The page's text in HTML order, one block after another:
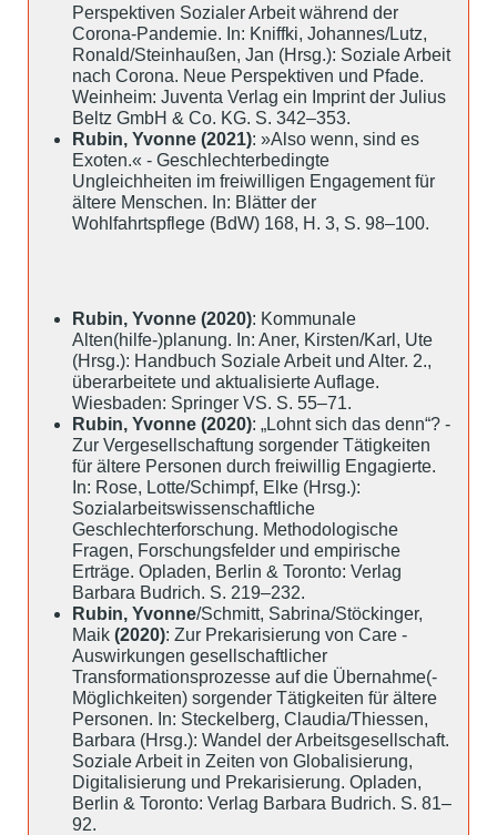
Perspektiven Sozialer Arbeit während der
Corona-Pandemie. In: Kniffki, Johannes/Lutz,
Ronald/Steinhaußen, Jan (Hrsg.): Soziale Arbeit
nach Corona. Neue Perspektiven und Pfade.
Weinheim: Juventa Verlag ein Imprint der Julius
Beltz GmbH & Co. KG. S. 342–353.
Rubin, Yvonne (2021): »Also wenn, sind es
Exoten.« - Geschlechterbedingte
Ungleichheiten im freiwilligen Engagement für
ältere Menschen. In: Blätter der
Wohlfahrtspflege (BdW) 168, H. 3, S. 98–100.
Rubin, Yvonne (2020): Kommunale
Alten(hilfe-)planung. In: Aner, Kirsten/Karl, Ute
(Hrsg.): Handbuch Soziale Arbeit und Alter. 2.,
überarbeitete und aktualisierte Auflage.
Wiesbaden: Springer VS. S. 55–71.
Rubin, Yvonne (2020): „Lohnt sich das denn“? -
Zur Vergesellschaftung sorgender Tätigkeiten
für ältere Personen durch freiwillig Engagierte.
In: Rose, Lotte/Schimpf, Elke (Hrsg.):
Sozialarbeitswissenschaftliche
Geschlechterforschung. Methodologische
Fragen, Forschungsfelder und empirische
Erträge. Opladen, Berlin & Toronto: Verlag
Barbara Budrich. S. 219–232.
Rubin, Yvonne/Schmitt, Sabrina/Stöckinger,
Maik (2020): Zur Prekarisierung von Care -
Auswirkungen gesellschaftlicher
Transformationsprozesse auf die Übernahme(-
Möglichkeiten) sorgender Tätigkeiten für ältere
Personen. In: Steckelberg, Claudia/Thiessen,
Barbara (Hrsg.): Wandel der Arbeitsgesellschaft.
Soziale Arbeit in Zeiten von Globalisierung,
Digitalisierung und Prekarisierung. Opladen,
Berlin & Toronto: Verlag Barbara Budrich. S. 81–
92.